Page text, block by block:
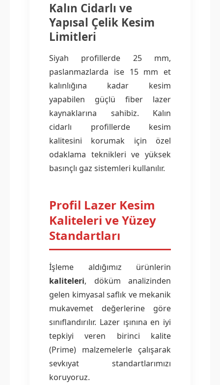
Kalın Cidarlı ve
Yapısal Çelik Kesim
Limitleri
Siyah profillerde 25 mm,
paslanmazlarda ise 15 mm et
kalınlığına kadar kesim
yapabilen güçlü fiber lazer
kaynaklarına sahibiz. Kalın
cidarlı profillerde kesim
kalitesini korumak için özel
odaklama teknikleri ve yüksek
basınçlı gaz sistemleri kullanılır.
Profil Lazer Kesim
Kaliteleri ve Yüzey
Standartları
İşleme aldığımız ürünlerin
kaliteleri, döküm analizinden
gelen kimyasal saflık ve mekanik
mukavemet değerlerine göre
sınıflandırılır. Lazer ışınına en iyi
tepkiyi veren birinci kalite
(Prime) malzemelerle çalışarak
sevkıyat standartlarımızı
koruyoruz.